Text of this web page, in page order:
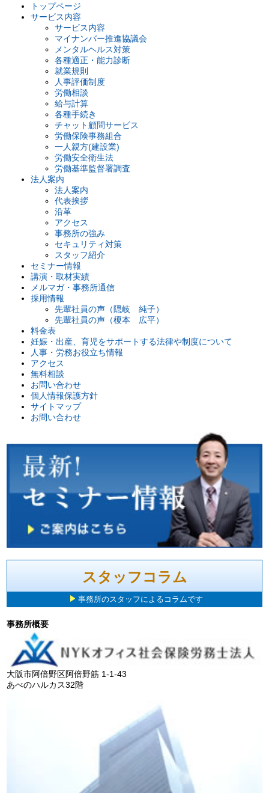
トップページ
サービス内容
サービス内容
マイナンバー推進協議会
メンタルヘルス対策
各種適正・能力診断
就業規則
人事評価制度
労働相談
給与計算
各種手続き
チャット顧問サービス
労働保険事務組合
一人親方(建設業)
労働安全衛生法
労働基準監督署調査
法人案内
法人案内
代表挨拶
沿革
アクセス
事務所の強み
セキュリティ対策
スタッフ紹介
セミナー情報
講演・取材実績
メルマガ・事務所通信
採用情報
先輩社員の声（隠岐 純子）
先輩社員の声（榎本 広平）
料金表
妊娠・出産、育児をサポートする法律や制度について
人事・労務お役立ち情報
アクセス
無料相談
お問い合わせ
個人情報保護方針
サイトマップ
お問い合わせ
スタッフコラム
事務所のスタッフによるコラムです
事務所概要
大阪市阿倍野区阿倍野筋 1-1-43
あべのハルカス32階